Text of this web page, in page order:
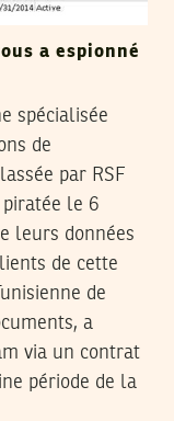
a espionné
spécialisée
de
par RSF
piratée le 6
leurs données
de cette
de
a
via un contrat
période de la